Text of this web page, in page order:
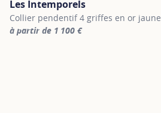
Les Intemporels
Collier pendentif 4 griffes en or jaune
à partir de 1 100 €